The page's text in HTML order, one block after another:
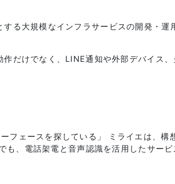
する大規模なインフラサービスの開発・運
作だけでなく、LINE通知や外部デバイス
フェースを探している」 ミライエは、構
、電話架電と音声認識を活用したサー